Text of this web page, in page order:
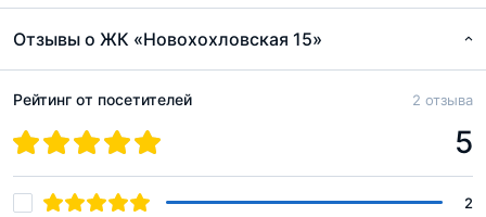
pdf, 100Кб
Отзывы о ЖК «Новохохловская 15»
Рейтинг от посетителей 2 отзыва
5
2